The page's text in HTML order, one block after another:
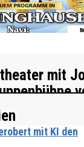
ausges
mit
11.1.2026 in
für die
mit KI den